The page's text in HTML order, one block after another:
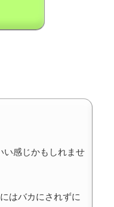
い感じかもしれませ
はバカにされずに